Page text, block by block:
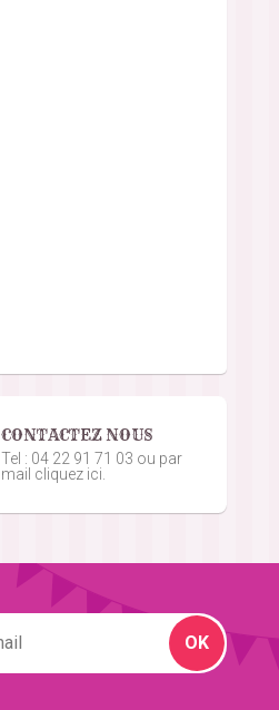
CONTACTEZ NOUS
Tel : 04 22 91 71 03 ou par
mail cliquez ici.
OK